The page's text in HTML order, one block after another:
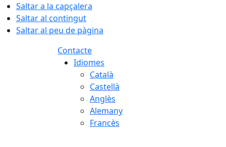
Saltar a la capçalera
Saltar al contingut
Saltar al peu de pàgina
Contacte
Idiomes
Català
Castellà
Anglès
Alemany
Francès